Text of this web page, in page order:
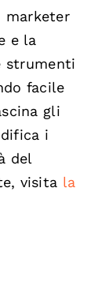
marketer
e la
strumenti
facile
gli
i
del
visita la